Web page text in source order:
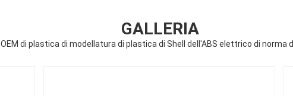
GALLERIA
OEM di plastica di modellatura di plastica di Shell dell'ABS elettrico di norma